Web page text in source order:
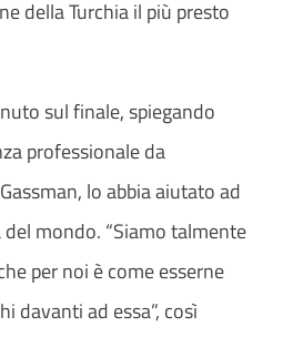
della Turchia il più presto
sul finale, spiegando
professionale da
lo abbia aiutato ad
del mondo. “Siamo talmente
per noi è come esserne
davanti ad essa”, così